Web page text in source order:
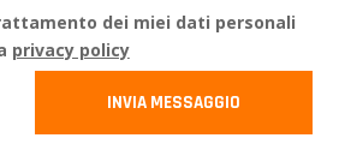
dei miei dati personali
privacy policy
INVIA MESSAGGIO